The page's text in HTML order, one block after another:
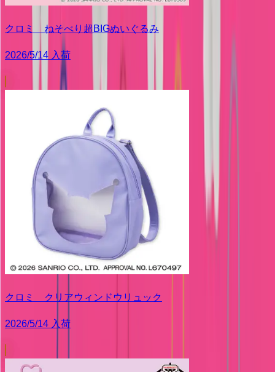
クロミ ねそべり超BIGぬいぐるみ
2026/5/14 入荷
クロミ クリアウィンドウリュック
2026/5/14 入荷